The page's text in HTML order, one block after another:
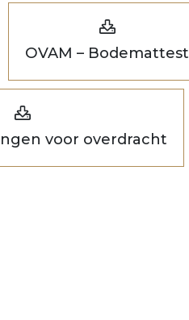
OVAM – Bodemattest
voor overdracht